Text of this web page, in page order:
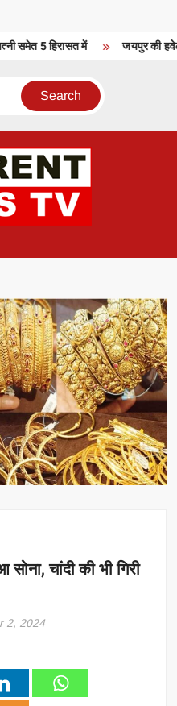
समेत 5 हिरासत में जयपुर की
चांदी की भी गिरी
2, 2024